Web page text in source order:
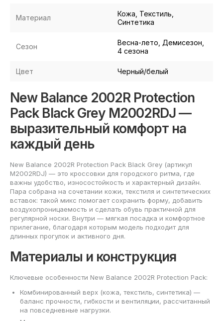
Материал
Кожа, Текстиль,
Синтетика
Сезон
Весна-лето, Демисезон,
4 сезона
Цвет Черный/белый
New Balance 2002R Protection
Pack Black Grey M2002RDJ —
выразительный комфорт на
каждый день
New Balance 2002R Protection Pack Black Grey (артикул
M2002RDJ) — это кроссовки для городского ритма, где
важны удобство, износостойкость и характерный дизайн.
Пара собрана на сочетании кожи, текстиля и синтетических
вставок: такой микс помогает сохранить форму, добавить
воздухопроницаемость и сделать обувь практичной для
регулярной носки. Внутри — мягкая посадка и комфортное
прилегание, благодаря которым модель подходит для
длинных прогулок и активного дня.
Материалы и конструкция
Ключевые особенности New Balance 2002R Protection Pack:
Комбинированный верх (кожа, текстиль, синтетика) —
баланс прочности, гибкости и вентиляции, рассчитанный
на повседневные нагрузки.